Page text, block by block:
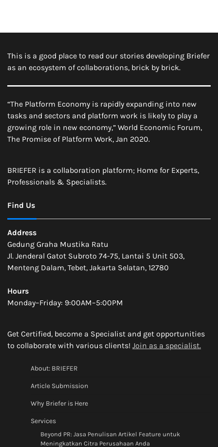
This is a good place to read our stories developing Briefer
as an ecosystem of collaborations, brick by brick.
“The Platform Economy is rapidly expanding into new
tasks and sectors and platform work is likely to play a
growing role in new economy,” World Economic Forum,
The Promise of Platform Work, Jan 2020.
BRIEFER is a collaboration platform; Home for Experts,
Professionals & Specialists.
Find Us
Address
Gedung Graha Mustika Ratu
Jl. Jenderal Gatot Subroto 74-75, Lantai 5 Unit 503,
Menteng Dalam, Tebet, Jakarta Selatan, 12780
Hours
Monday–Friday: 9:00AM–5:00PM
Get Certified, become a Specialist and get opportunities
to collaborate with various clients! Join as a specialist.
About: BRIEFER
Article Submission
Why Briefer is Here
Services
Beyond PR: Jasa Penulisan Artikel Feature untuk
Meningkatkan Citra Perusahaan Anda